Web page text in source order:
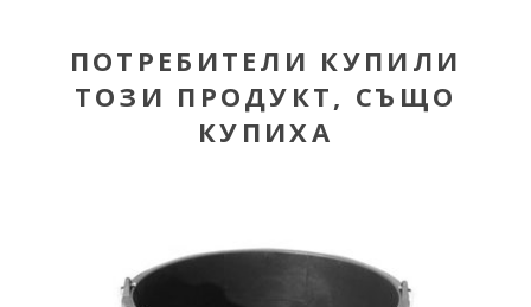
ПОТРЕБИТЕЛИ КУПИЛИ
ТОЗИ ПРОДУКТ, СЪЩО
КУПИХА